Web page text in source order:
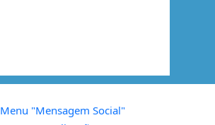
Menu "Mensagem Social"